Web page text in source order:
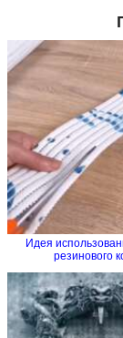
Идея
резинового